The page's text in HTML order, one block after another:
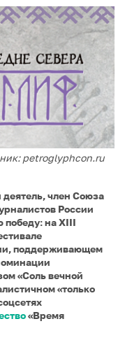
petroglyphcon.ru
член Союза
России
победу: на XIII
поддерживающем
«Соль вечной
«только
«Время